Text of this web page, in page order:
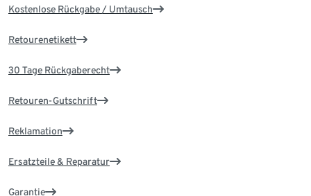
Kostenlose Rückgabe / Umtausch
Retourenetikett
30 Tage Rückgaberecht
Retouren-Gutschrift
Reklamation
Ersatzteile & Reparatur
Garantie